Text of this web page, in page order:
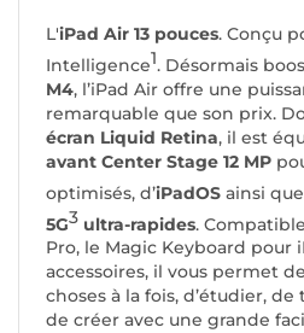
L'iPad Air 13 pouces. Conçu
Intelligence1. Désormais
M4, l’iPad Air offre une
remarquable que son prix.
écran Liquid Retina, il est
avant Center Stage 12 MP
optimisés, d’iPadOS ainsi
5G3 ultra-rapides.
Pro, le Magic Keyboard pour
accessoires, il vous permet
choses à la fois, d’étudier,
de créer avec une grande